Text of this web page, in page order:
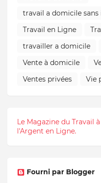
travail a domicile
Travail en Ligne
travailler a domicile
Vente à domicile
Ventes privées
Vie
Le Magazine du Travail
l'Argent en Ligne.
Fourni par Blogger